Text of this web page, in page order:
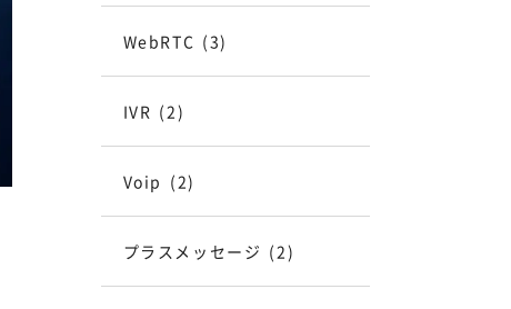
WebRTC (3)
IVR (2)
Voip (2)
プラスメッセージ (2)